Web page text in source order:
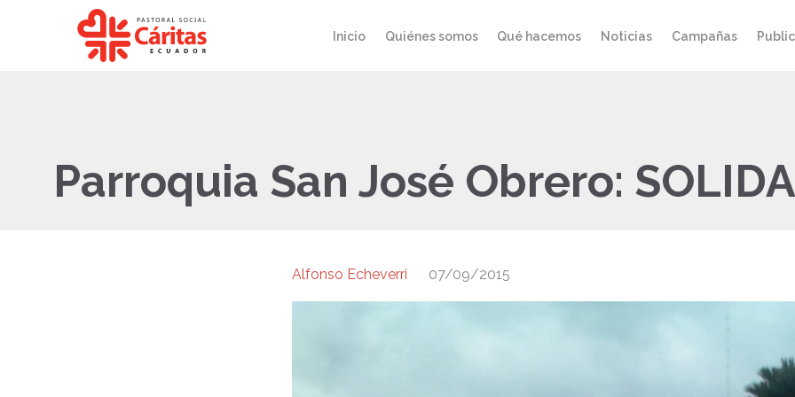
Inicio Quiénes somos Qué hacemos Noticias Campañas
Parroquia San José Obrero:
Alfonso Echeverri 07/09/2015